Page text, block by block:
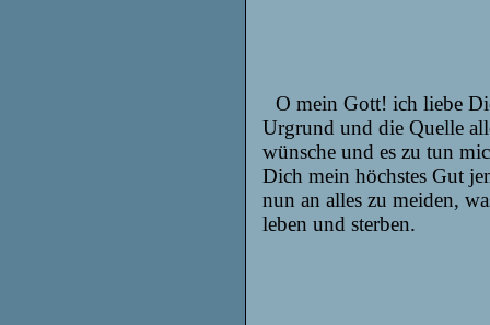
O mein Gott! ich liebe
Urgrund und die Quelle
wünsche und es zu tun
Dich mein höchstes Gut
nun an alles zu meiden,
leben und sterben.